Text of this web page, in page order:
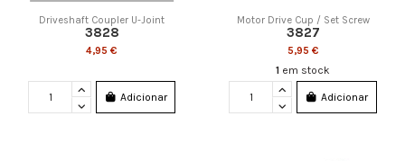
Driveshaft Coupler U-Joint
3828
4,95 €
Adicionar
Motor Drive Cup / Set Screw
3827
5,95 €
1 em stock
Adicionar